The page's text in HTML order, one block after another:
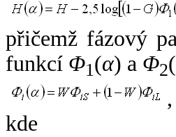
přičemž fázový
funkcí Φ1(α) a Φ2(
,
kde